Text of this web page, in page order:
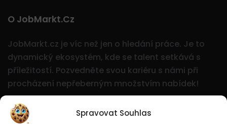
Spravovat Souhlas
O JobMarkt.cz
JobMarkt.cz je víc než jen o hledání práce. Je to
dynamický ekosystém, kde se talent setkává s
příležitostí. Pozvedněte svou kariéru s námi při
procházení nepřeberným množstvím nabídek!